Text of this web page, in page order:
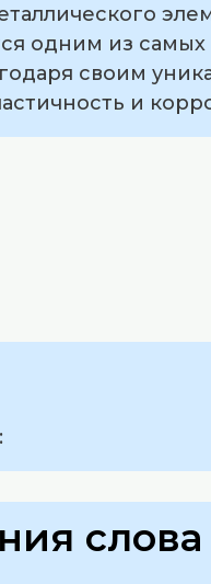
одним из самых
своим
и
слова